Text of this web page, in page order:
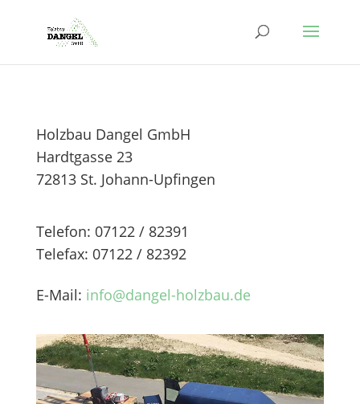
Holzbau Dangel GmbH
Hardtgasse 23
72813 St. Johann-Upfingen
Telefon: 07122 / 82391
Telefax: 07122 / 82392
E-Mail: info@dangel-holzbau.de